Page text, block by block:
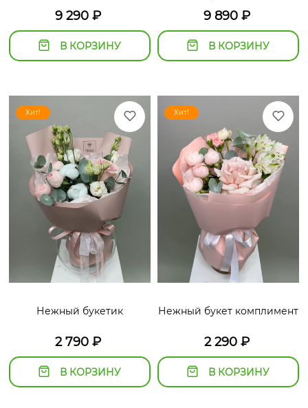
9 290 ₽
В КОРЗИНУ
9 890₽
В КОРЗИНУ
Хит!
Нежный букетик
2 790 ₽
В КОРЗИНУ
Хит!
Нежный букет комплимент
2 290₽
В КОРЗИНУ